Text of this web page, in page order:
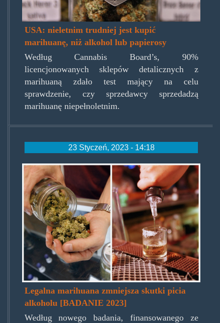
USA: nieletnim trudniej jest kupić
marihuanę, niż alkohol lub papierosy
Według Cannabis Board’s, 90%
licencjonowanych sklepów detalicznych z
marihuaną zdało test mający na celu
sprawdzenie, czy sprzedawcy sprzedadzą
marihuanę niepełnoletnim.
23 Styczeń, 2023 - 14:18
marijuana-
vs-
alcohol-
split.jpg
Legalna marihuana zmniejsza skutki picia
alkoholu [BADANIE 2023]
Według nowego badania, finansowanego ze